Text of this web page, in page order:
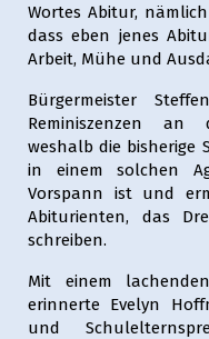
Wortes Abitur,
dass eben jenes
Arbeit, Mühe und
Bürgermeister
Reminiszenzen an
weshalb die bisherige
in einem solchen
Vorspann ist und
Abiturienten, das
schreiben.
Mit einem
erinnerte Evelyn
und